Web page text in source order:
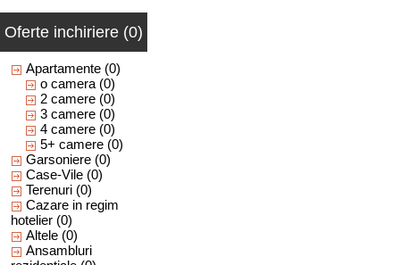
Oferte inchiriere (0)
Apartamente (0)
o camera (0)
2 camere (0)
3 camere (0)
4 camere (0)
5+ camere (0)
Garsoniere (0)
Case-Vile (0)
Terenuri (0)
Cazare in regim
hotelier (0)
Altele (0)
Ansambluri